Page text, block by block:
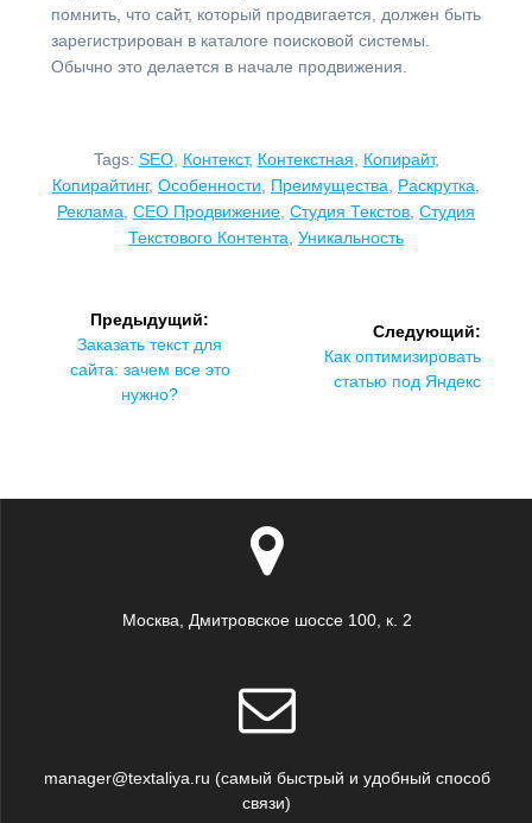
помнить, что сайт, который продвигается, должен быть
зарегистрирован в каталоге поисковой системы.
Обычно это делается в начале продвижения.
Tags: SEO, Контекст, Контекстная Копирайт,
Копирайтинг, Особенности Преимущества Раскрутка
Реклама СЕО Продвижение Студия Текстов Студия
Текстового Контента Уникальность
Навигация
записям
Предыдущий:
Предыдущая
запись:
Заказать текст для
сайта: зачем все это
нужно?
Следующий:
Следующая
запись:
Как оптимизировать
статью под Яндекс
Москва, Дмитровское шоссе 100, к. 2
manager@textaliya.ru (самый быстрый и удобный способ
связи)